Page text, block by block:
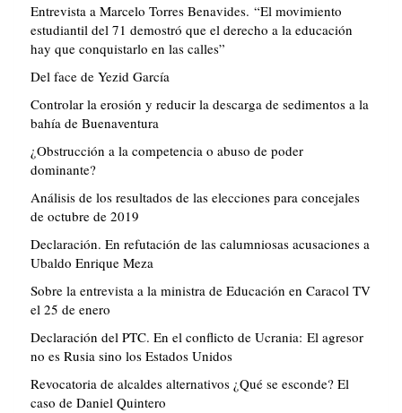
Entrevista a Marcelo Torres Benavides. “El movimiento
estudiantil del 71 demostró que el derecho a la educación
hay que conquistarlo en las calles”
Del face de Yezid García
Controlar la erosión y reducir la descarga de sedimentos a la
bahía de Buenaventura
¿Obstrucción a la competencia o abuso de poder
dominante?
Análisis de los resultados de las elecciones para concejales
de octubre de 2019
Declaración. En refutación de las calumniosas acusaciones a
Ubaldo Enrique Meza
Sobre la entrevista a la ministra de Educación en Caracol TV
el 25 de enero
Declaración del PTC. En el conflicto de Ucrania: El agresor
no es Rusia sino los Estados Unidos
Revocatoria de alcaldes alternativos ¿Qué se esconde? El
caso de Daniel Quintero